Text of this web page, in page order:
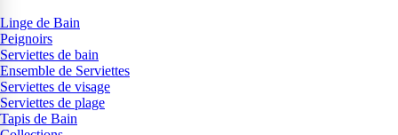
Linge de Bain
Peignoirs
Serviettes de bain
Ensemble de Serviettes
Serviettes de visage
Serviettes de plage
Tapis de Bain